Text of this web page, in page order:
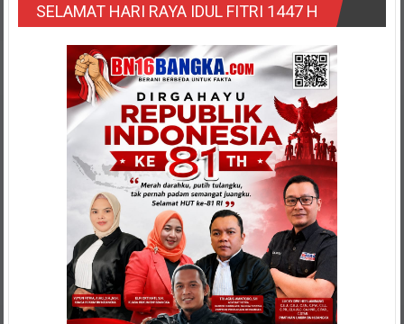
SELAMAT HARI RAYA IDUL FITRI 1447 H